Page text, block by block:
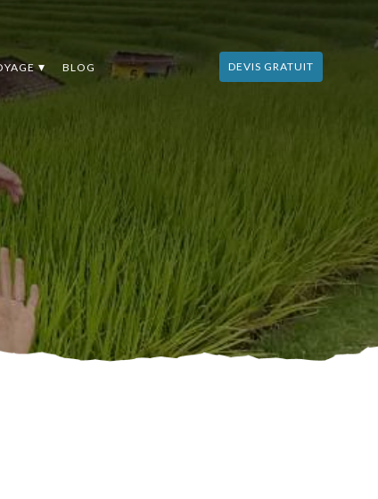
BLOG DEVIS GRATUIT